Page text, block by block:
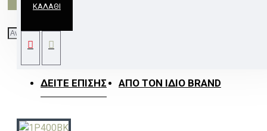
ΚΑΛΆΘΙ
ΚΡΕΜΑΣΤΟ ΦΩΤΙΣΤΙΚΟ 4ΧΕ14 ΜΑΥΡΟ
ΔΕΊΤΕ ΕΠΊΣΗΣ ΑΠΌ ΤΟΝ ΊΔΙΟ BRAND